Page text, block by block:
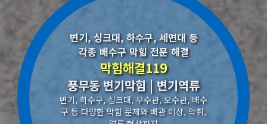
변기, 싱크대, 하수구, 세면대 등
각종 배수구 막힘 전문 해결
막힘해결119
풍무동 변기막힘 | 변기역류
변기, 하수구, 싱크대, 우수관, 오수관, 배수
구 등 다양한 막힘 문제와 배관 이상, 악취,